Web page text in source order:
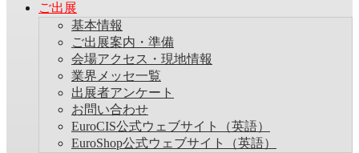
ご出展
基本情報
ご出展案内・準備
会場アクセス・現地情報
業界メッセ一覧
出展者アンケート
お問い合わせ
EuroCIS公式ウェブサイト（英語）
EuroShop公式ウェブサイト（英語）